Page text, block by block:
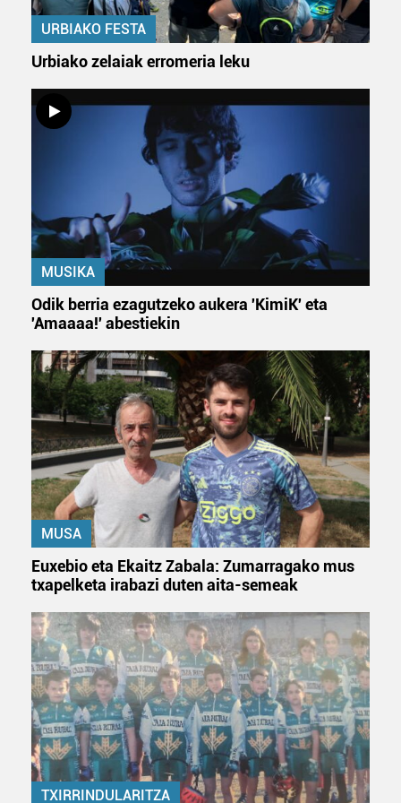
dezakezun ikusteko.
Lortu zure datu pertsonalak prozesatzeko moduari
zure baimena Cookieen adierazpenean.
Webgune honek cookie propioak eta hirugarrenen cookie-
fitxategiak erabiltzen ditu. Zure esperientzia eta
zerbitzuak hobetzeko asmoz, cookie teknologiaz
baliatzen gara. Ohar hau onartuz gero, teknologia hori
erabiltzeko baimen esplizitua ematen diguzu.Gehiago
irakurri
URBIAKO FESTA
Urbiako zelaiak erromeria leku
MUSIKA
Odik berria ezagutzeko aukera 'KimiK' eta
'Amaaaa!' abestiekin
MUSA
Euxebio eta Ekaitz Zabala: Zumarragako mus
txapelketa irabazi duten aita-semeak
TXIRRINDULARITZA